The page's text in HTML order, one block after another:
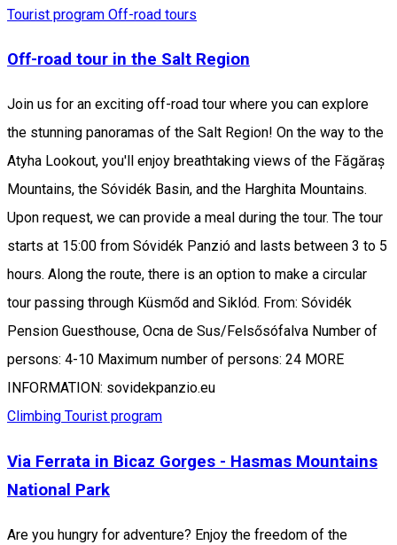
Tourist program Off-road tours
Off-road tour in the Salt Region
Join us for an exciting off-road tour where you can explore
the stunning panoramas of the Salt Region! On the way to the
Atyha Lookout, you'll enjoy breathtaking views of the Făgăraș
Mountains, the Sóvidék Basin, and the Harghita Mountains.
Upon request, we can provide a meal during the tour. The tour
starts at 15:00 from Sóvidék Panzió and lasts between 3 to 5
hours. Along the route, there is an option to make a circular
tour passing through Küsmőd and Siklód. From: Sóvidék
Pension Guesthouse, Ocna de Sus/Felsősófalva Number of
persons: 4-10 Maximum number of persons: 24 MORE
INFORMATION: sovidekpanzio.eu
Climbing Tourist program
Via Ferrata in Bicaz Gorges - Hasmas Mountains
National Park
Are you hungry for adventure? Enjoy the freedom of the